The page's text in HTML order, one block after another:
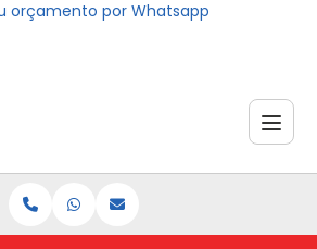
orçamento por Whatsapp